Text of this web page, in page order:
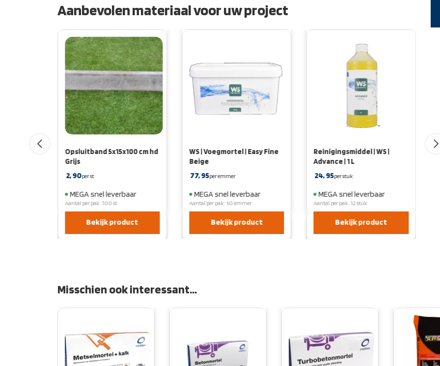
Aanbevolen materiaal voor uw project
Opsluitband 5x15x100 cm hd
Grijs
2,90per st
MEGA snel leverbaar
Aantal per pak : 100 st
Bekijk product
WS | Voegmortel | Easy Fine
Beige
77,95per emmer
MEGA snel leverbaar
Aantal per pak : 50 emmer
Bekijk product
Reinigingsmiddel | WS |
Advance | 1 L
24,95per stuk
MEGA snel leverbaar
Aantal per pak : 12 stuk
Bekijk product
Misschien ook interessant…